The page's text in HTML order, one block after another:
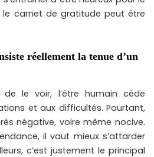
le carnet de gratitude peut être
réellement la tenue d’un
le voir, l’être humain cède
et aux difficultés. Pourtant,
négative, voire même nocive.
il vaut mieux s’attarder
c’est justement le principal